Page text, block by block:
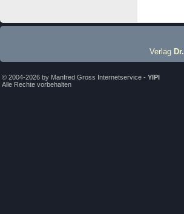
Verlag
© 2004-2026 by Manfred Gross Internetservice - YIPI
Alle Rechte vorbehalten